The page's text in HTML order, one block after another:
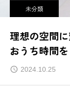
未分類
理想の空間
おうち時間
2024.10.25